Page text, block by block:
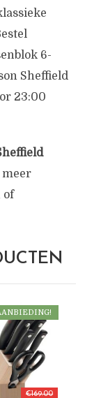
6-
Sheffield
23:00
of
€169.00